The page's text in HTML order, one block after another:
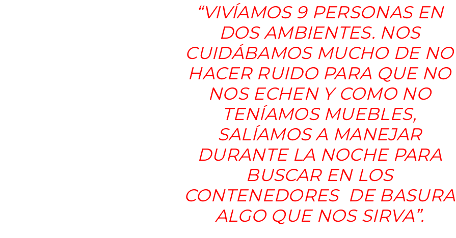
“VIVÍAMOS 9 PERSONAS EN
DOS AMBIENTES. NOS
CUIDÁBAMOS MUCHO DE NO
HACER RUIDO PARA QUE NO
NOS ECHEN Y COMO NO
TENÍAMOS MUEBLES,
SALÍAMOS A MANEJAR
DURANTE LA NOCHE PARA
BUSCAR EN LOS
CONTENEDORES DE BASURA
ALGO QUE NOS SIRVA”.